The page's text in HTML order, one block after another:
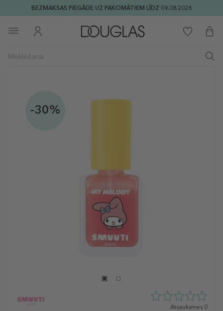
BEZMAKSAS PIEGĀDE UZ PAKOMĀTIEM LĪDZ 09.08.2026
-30%
0
Atsauksmes 0